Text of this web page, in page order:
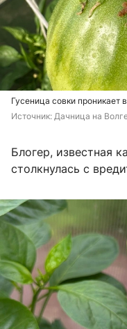
Гусеница совки проникает
Источник: Дачница на
Блогер, известная
столкнулась с